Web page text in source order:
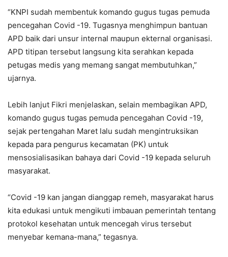
“KNPI sudah membentuk komando gugus tugas pemuda
pencegahan Covid -19. Tugasnya menghimpun bantuan
APD baik dari unsur internal maupun ekternal organisasi.
APD titipan tersebut langsung kita serahkan kepada
petugas medis yang memang sangat membutuhkan,”
ujarnya.
Lebih lanjut Fikri menjelaskan, selain membagikan APD,
komando gugus tugas pemuda pencegahan Covid -19,
sejak pertengahan Maret lalu sudah mengintruksikan
kepada para pengurus kecamatan (PK) untuk
mensosialisasikan bahaya dari Covid -19 kepada seluruh
masyarakat.
“Covid -19 kan jangan dianggap remeh, masyarakat harus
kita edukasi untuk mengikuti imbauan pemerintah tentang
protokol kesehatan untuk mencegah virus tersebut
menyebar kemana-mana,” tegasnya.